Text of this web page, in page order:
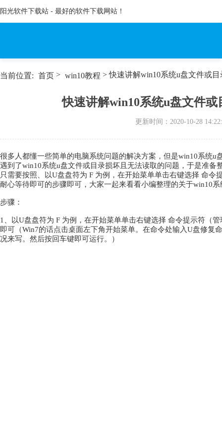
阳光软件下载站 - 最好的软件下载网站！
当前位置: 首页 > win10教程 > 快速讲解win10系统u盘文件或
快速讲解win10系统u盘文件
更新时间： 2020-10-28
很多人都懂一些简单的电脑系统问题的解决方案，但是win10系统
遇到了win10系统u盘文件或目录损坏且无法读取的问题，于是准
只需要按照、以U盘盘符为 F 为例，在开始菜单单击右键选择 命
耐心等待即可的步骤即可，大家一起来看看小编整理的关于win10
步骤：
1、以U盘盘符为 F 为例，在开始菜单单击右键选择 命令提示符（
即可（Win7的话点击桌面左下角开始菜单。在命令处输入U盘修复
况来写。然后按回车键即可运行。）